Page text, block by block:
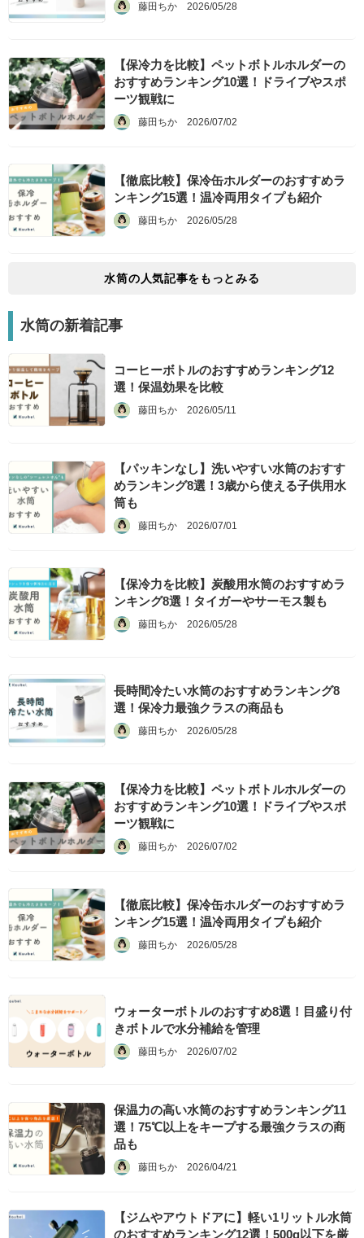
藤田ちか 2026/05/28
【保冷力を比較】ペットボトルホルダーの
おすすめランキング10選！ドライブやスポ
ーツ観戦に
藤田ちか 2026/07/02
【徹底比較】保冷缶ホルダーのおすすめラ
ンキング15選！温冷両用タイプも紹介
藤田ちか 2026/05/28
水筒の人気記事をもっとみる
水筒の新着記事
コーヒーボトルのおすすめランキング12
選！保温効果を比較
藤田ちか 2026/05/11
【パッキンなし】洗いやすい水筒のおすす
めランキング8選！3歳から使える子供用水
筒も
藤田ちか 2026/07/01
【保冷力を比較】炭酸用水筒のおすすめラ
ンキング8選！タイガーやサーモス製も
藤田ちか 2026/05/28
長時間冷たい水筒のおすすめランキング8
選！保冷力最強クラスの商品も
藤田ちか 2026/05/28
【保冷力を比較】ペットボトルホルダーの
おすすめランキング10選！ドライブやスポ
ーツ観戦に
藤田ちか 2026/07/02
【徹底比較】保冷缶ホルダーのおすすめラ
ンキング15選！温冷両用タイプも紹介
藤田ちか 2026/05/28
ウォーターボトルのおすすめ8選！目盛り付
きボトルで水分補給を管理
藤田ちか 2026/07/02
保温力の高い水筒のおすすめランキング11
選！75℃以上をキープする最強クラスの商
品も
藤田ちか 2026/04/21
【ジムやアウトドアに】軽い1リットル水筒
のおすすめランキング12選！500g以下を厳